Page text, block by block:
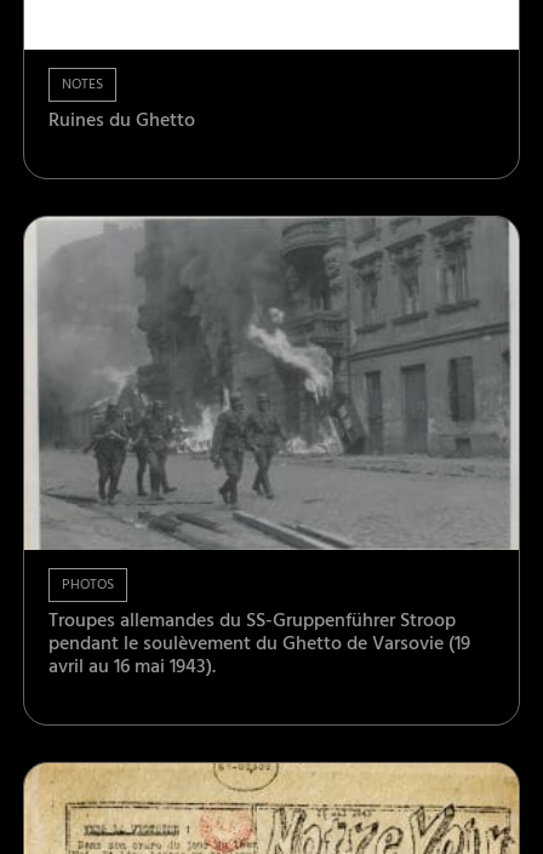
NOTES
Ruines du Ghetto
PHOTOS
Troupes allemandes du SS-Gruppenführer Stroop
pendant le soulèvement du Ghetto de Varsovie (19
avril au 16 mai 1943).